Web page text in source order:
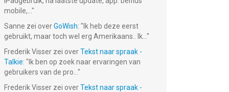
mobile,... "
Sanne zei overGoWish: " Ik heb deze eerst
gebruikt, maar toch wel erg Amerikaans.. Ik... "
Frederik Visser zei overTekst naar spraak -
Talkie: " Ik ben op zoek naar ervaringen van
gebruikers van de pro... "
Frederik Visser zei overTekst naar spraak -